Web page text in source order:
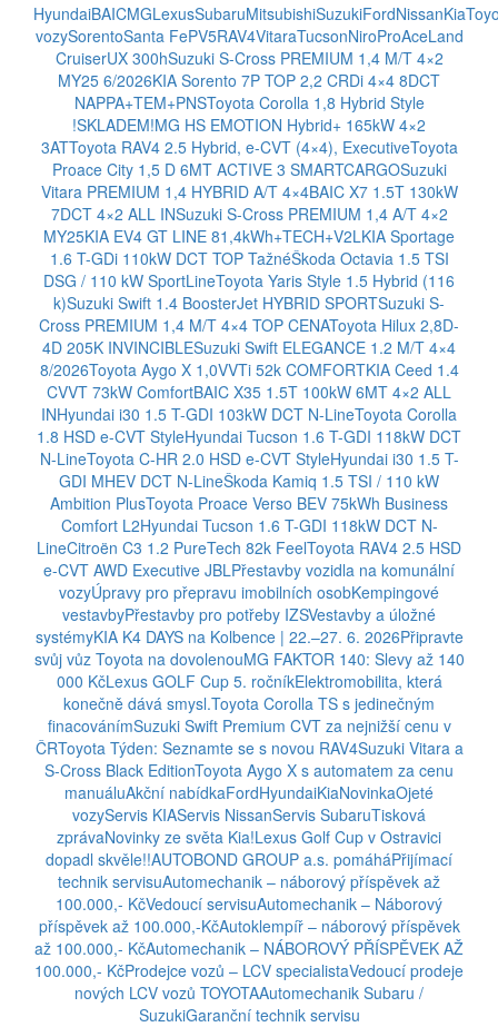
HyundaiBAICMGLexusSubaruMitsubishiSuzukiFordNissanKia
vozySorentoSanta FePV5RAV4VitaraTucsonNiroProAceLand
CruiserUX 300hSuzuki S-Cross PREMIUM 1,4 M/T 4×2
MY25 6/2026KIA Sorento 7P TOP 2,2 CRDi 4×4 8DCT
NAPPA+TEM+PNSToyota Corolla 1,8 Hybrid Style
!SKLADEM!MG HS EMOTION Hybrid+ 165kW 4×2
3ATToyota RAV4 2.5 Hybrid, e-CVT (4×4), ExecutiveToyota
Proace City 1,5 D 6MT ACTIVE 3 SMARTCARGOSuzuki
Vitara PREMIUM 1,4 HYBRID A/T 4×4BAIC X7 1.5T 130kW
7DCT 4×2 ALL INSuzuki S-Cross PREMIUM 1,4 A/T 4×2
MY25KIA EV4 GT LINE 81,4kWh+TECH+V2LKIA Sportage
1.6 T-GDi 110kW DCT TOP TažnéŠkoda Octavia 1.5 TSI
DSG / 110 kW SportLineToyota Yaris Style 1.5 Hybrid (116
k)Suzuki Swift 1.4 BoosterJet HYBRID SPORTSuzuki S-
Cross PREMIUM 1,4 M/T 4×4 TOP CENAToyota Hilux 2,8D-
4D 205K INVINCIBLESuzuki Swift ELEGANCE 1.2 M/T 4×4
8/2026Toyota Aygo X 1,0VVTi 52k COMFORTKIA Ceed 1.4
CVVT 73kW ComfortBAIC X35 1.5T 100kW 6MT 4×2 ALL
INHyundai i30 1.5 T-GDI 103kW DCT N-LineToyota Corolla
1.8 HSD e-CVT StyleHyundai Tucson 1.6 T-GDI 118kW DCT
N-LineToyota C-HR 2.0 HSD e-CVT StyleHyundai i30 1.5 T-
GDI MHEV DCT N-LineŠkoda Kamiq 1.5 TSI / 110 kW
Ambition PlusToyota Proace Verso BEV 75kWh Business
Comfort L2Hyundai Tucson 1.6 T-GDI 118kW DCT N-
LineCitroën C3 1.2 PureTech 82k FeelToyota RAV4 2.5 HSD
e-CVT AWD Executive JBLPřestavby vozidla na komunální
vozyÚpravy pro přepravu imobilních osobKempingové
vestavbyPřestavby pro potřeby IZSVestavby a úložné
systémyKIA K4 DAYS na Kolbence | 22.–27. 6. 2026Připravte
svůj vůz Toyota na dovolenouMG FAKTOR 140: Slevy až 140
000 KčLexus GOLF Cup 5. ročníkElektromobilita, která
konečně dává smysl.Toyota Corolla TS s jedinečným
finacovánímSuzuki Swift Premium CVT za nejnižší cenu v
ČRToyota Týden: Seznamte se s novou RAV4Suzuki Vitara a
S-Cross Black EditionToyota Aygo X s automatem za cenu
manuáluAkční nabídkaFordHyundaiKiaNovinkaOjeté
vozyServis KIAServis NissanServis SubaruTisková
zprávaNovinky ze světa Kia!Lexus Golf Cup v Ostravici
dopadl skvěle!!AUTOBOND GROUP a.s. pomáháPřijímací
technik servisuAutomechanik – náborový příspěvek až
100.000,- KčVedoucí servisuAutomechanik – Náborový
příspěvek až 100.000,-KčAutoklempíř – náborový příspěvek
až 100.000,- KčAutomechanik – NÁBOROVÝ PŘÍSPĚVEK AŽ
100.000,- KčProdejce vozů – LCV specialistaVedoucí prodeje
nových LCV vozů TOYOTAAutomechanik Subaru /
SuzukiGaranční technik servisu